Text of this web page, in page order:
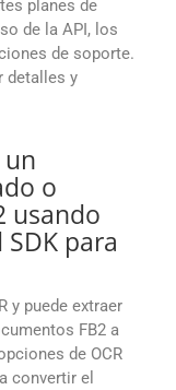
planes de
de la API, los
de soporte.
detalles y
o
usando
para
y puede extraer
FB2 a
de OCR
convertir el